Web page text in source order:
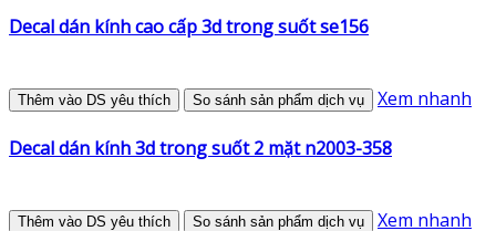
Decal dán kính cao cấp 3d trong suốt se156
Thêm vào DS yêu thích So sánh sản phẩm dịch vụ Xem nhanh
Decal dán kính 3d trong suốt 2 mặt n2003-358
Thêm vào DS yêu thích So sánh sản phẩm dịch vụ Xem nhanh